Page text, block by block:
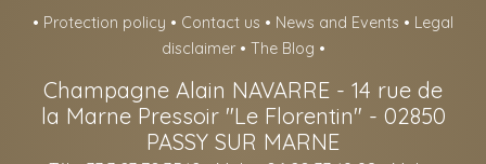
• Protection policy • Contact us • News and Events • Legal
disclaimer • The Blog •
Champagne Alain NAVARRE - 14 rue de
la Marne Pressoir "Le Florentin" - 02850
PASSY SUR MARNE